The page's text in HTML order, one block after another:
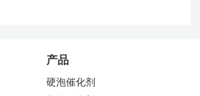
产品
硬泡催化剂